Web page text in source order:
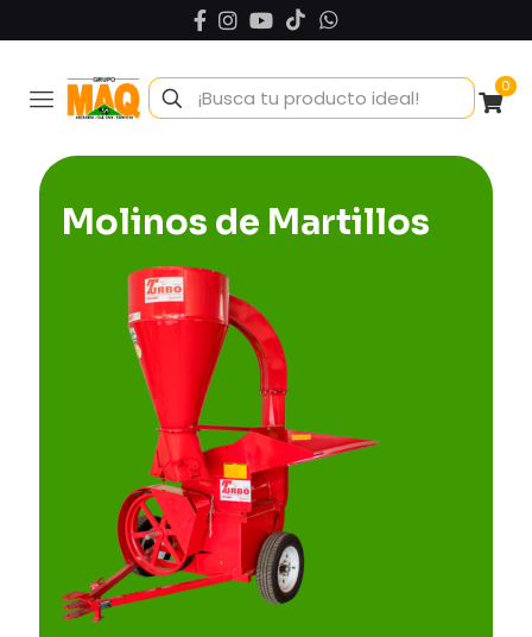
0
Molinos de Martillos